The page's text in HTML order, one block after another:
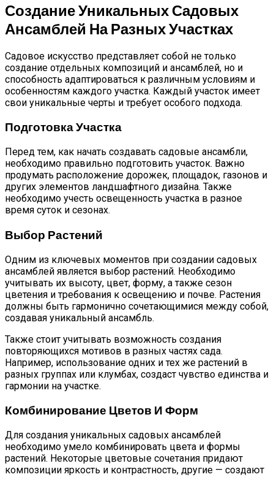
Создание Уникальных Садовых
Ансамблей На Разных Участках
Садовое искусство представляет собой не только
создание отдельных композиций и ансамблей, но и
способность адаптироваться к различным условиям и
особенностям каждого участка. Каждый участок имеет
свои уникальные черты и требует особого подхода.
Подготовка Участка
Перед тем, как начать создавать садовые ансамбли,
необходимо правильно подготовить участок. Важно
продумать расположение дорожек, площадок, газонов и
других элементов ландшафтного дизайна. Также
необходимо учесть освещенность участка в разное
время суток и сезонах.
Выбор Растений
Одним из ключевых моментов при создании садовых
ансамблей является выбор растений. Необходимо
учитывать их высоту, цвет, форму, а также сезон
цветения и требования к освещению и почве. Растения
должны быть гармонично сочетающимися между собой,
создавая уникальный ансамбль.
Также стоит учитывать возможность создания
повторяющихся мотивов в разных частях сада.
Например, использование одних и тех же растений в
разных группах или клумбах, создаст чувство единства и
гармонии на участке.
Комбинирование Цветов И Форм
Для создания уникальных садовых ансамблей
необходимо умело комбинировать цвета и формы
растений. Некоторые цветовые сочетания придают
композиции яркость и контрастность, другие — создают